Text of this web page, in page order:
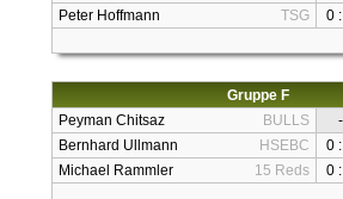
Peter Hoffmann
TSG 0
Gruppe F
Peyman Chitsaz
BULLS
-
Bernhard Ullmann
HSEBC
0
Michael Rammler
15 Reds 0